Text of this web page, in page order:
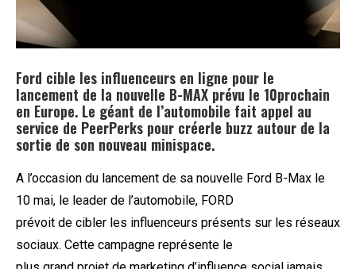
Ford cible les influenceurs en ligne pour le
lancement de la nouvelle B-MAX prévu le 10prochain
en Europe. Le géant de l’automobile fait appel au
service de PeerPerks pour créerle buzz autour de la
sortie de son nouveau minispace.
A l’occasion du lancement de sa nouvelle Ford B-Max le
10 mai, le leader de l’automobile, FORD
prévoit de cibler les influenceurs présents sur les réseaux
sociaux. Cette campagne représente le